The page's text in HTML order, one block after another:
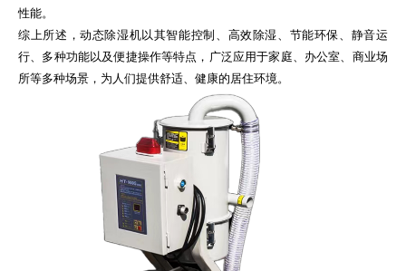
性能。
综上所述，动态除湿机以其智能控制、高效除湿、节能环保、静音运
行、多种功能以及便捷操作等特点，广泛应用于家庭、办公室、商业场
所等多种场景，为人们提供舒适、健康的居住环境。